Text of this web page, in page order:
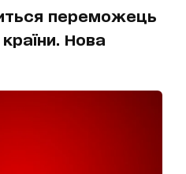
переможець
Нова